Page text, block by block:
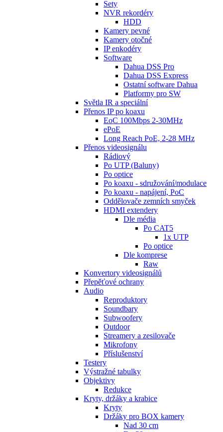
Sety
NVR rekordéry
HDD
Kamery pevné
Kamery otočné
IP enkodéry
Software
Dahua DSS Pro
Dahua DSS Express
Ostatní software Dahua
Platformy pro SW
Světla IR a speciální
Přenos IP po koaxu
EoC 100Mbps 2-30MHz
ePoE
Long Reach PoE, 2-28 MHz
Přenos videosignálu
Rádiový
Po UTP (Baluny)
Po optice
Po koaxu - sdružování/modulace
Po koaxu - napájení, PoC
Oddělovače zemních smyček
HDMI extendery
Dle média
Po CAT5
1x UTP
Po optice
Dle komprese
Raw
Konvertory videosignálů
Přepěťové ochrany
Audio
Reproduktory
Soundbary
Subwoofery
Outdoor
Streamery a zesilovače
Mikrofony
Příslušenství
Testery
Výstražné tabulky
Objektivy
Redukce
Kryty, držáky a krabice
Kryty
Držáky pro BOX kamery
Nad 30 cm